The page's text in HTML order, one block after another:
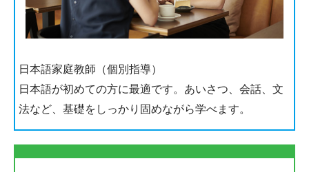
日本語家庭教師（個別指導）
日本語が初めての方に最適です。あいさつ、会話、文
法など、基礎をしっかり固めながら学べます。